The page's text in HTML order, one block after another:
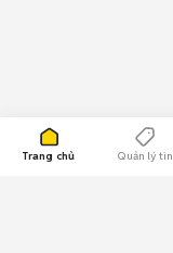
Trang chủ Quản lý tin